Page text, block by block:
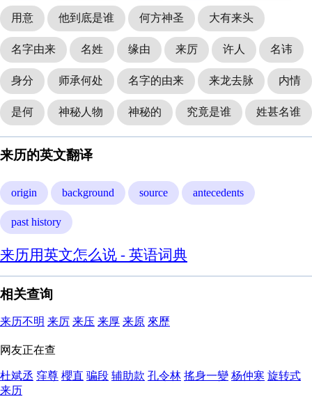
用意 他到底是谁 何方神圣 大有来头
名字由来 名姓 缘由 来厉 许人 名讳
身分 师承何处 名字的由来 来龙去脉 内情
是何 神秘人物 神秘的 究竟是谁 姓甚名谁
来历的英文翻译
origin background source antecedents
past history
来历用英文怎么说 - 英语词典
相关查询
来历不明 来厉 来压 来厚 来原 來歷
网友正在查
杜斌丞 窪尊 櫻直 骗段 辅助款 孔令林 搖身一變 杨仲寒 旋转式
来历